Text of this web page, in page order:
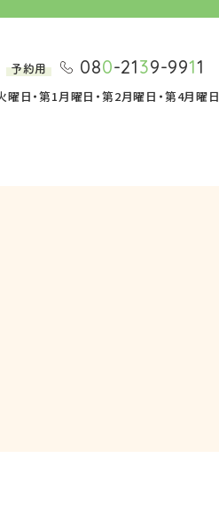
予約用 080-2139-9911
日・第1月曜日・第2月曜日・第4月曜日